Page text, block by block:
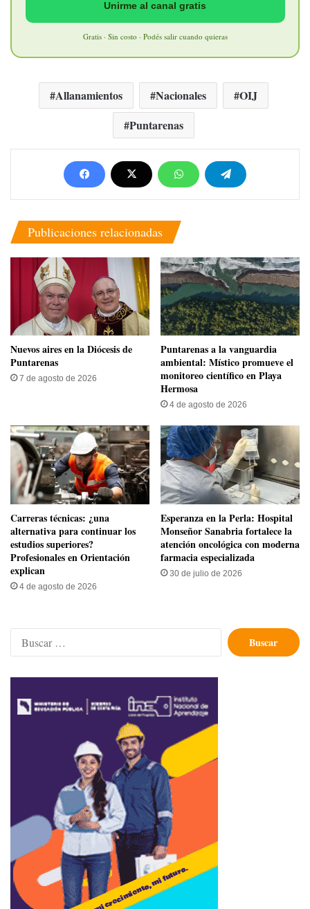
Unirme al canal gratis
Gratis · Sin costo · Podés salir cuando quieras
Allanamientos Nacionales
OIJ
Puntarenas
Publicaciones relacionadas
​Nuevos aires en la Diócesis de
Puntarenas
7 de agosto de 2026
​Puntarenas a la vanguardia
ambiental: Místico promueve el
monitoreo científico en Playa
Hermosa
4 de agosto de 2026
Carreras técnicas: ¿una
alternativa para continuar los
estudios superiores?
Profesionales en Orientación
explican
4 de agosto de 2026
​Esperanza en la Perla: Hospital
Monseñor Sanabria fortalece la
atención oncológica con moderna
farmacia especializada
30 de julio de 2026
Buscar: